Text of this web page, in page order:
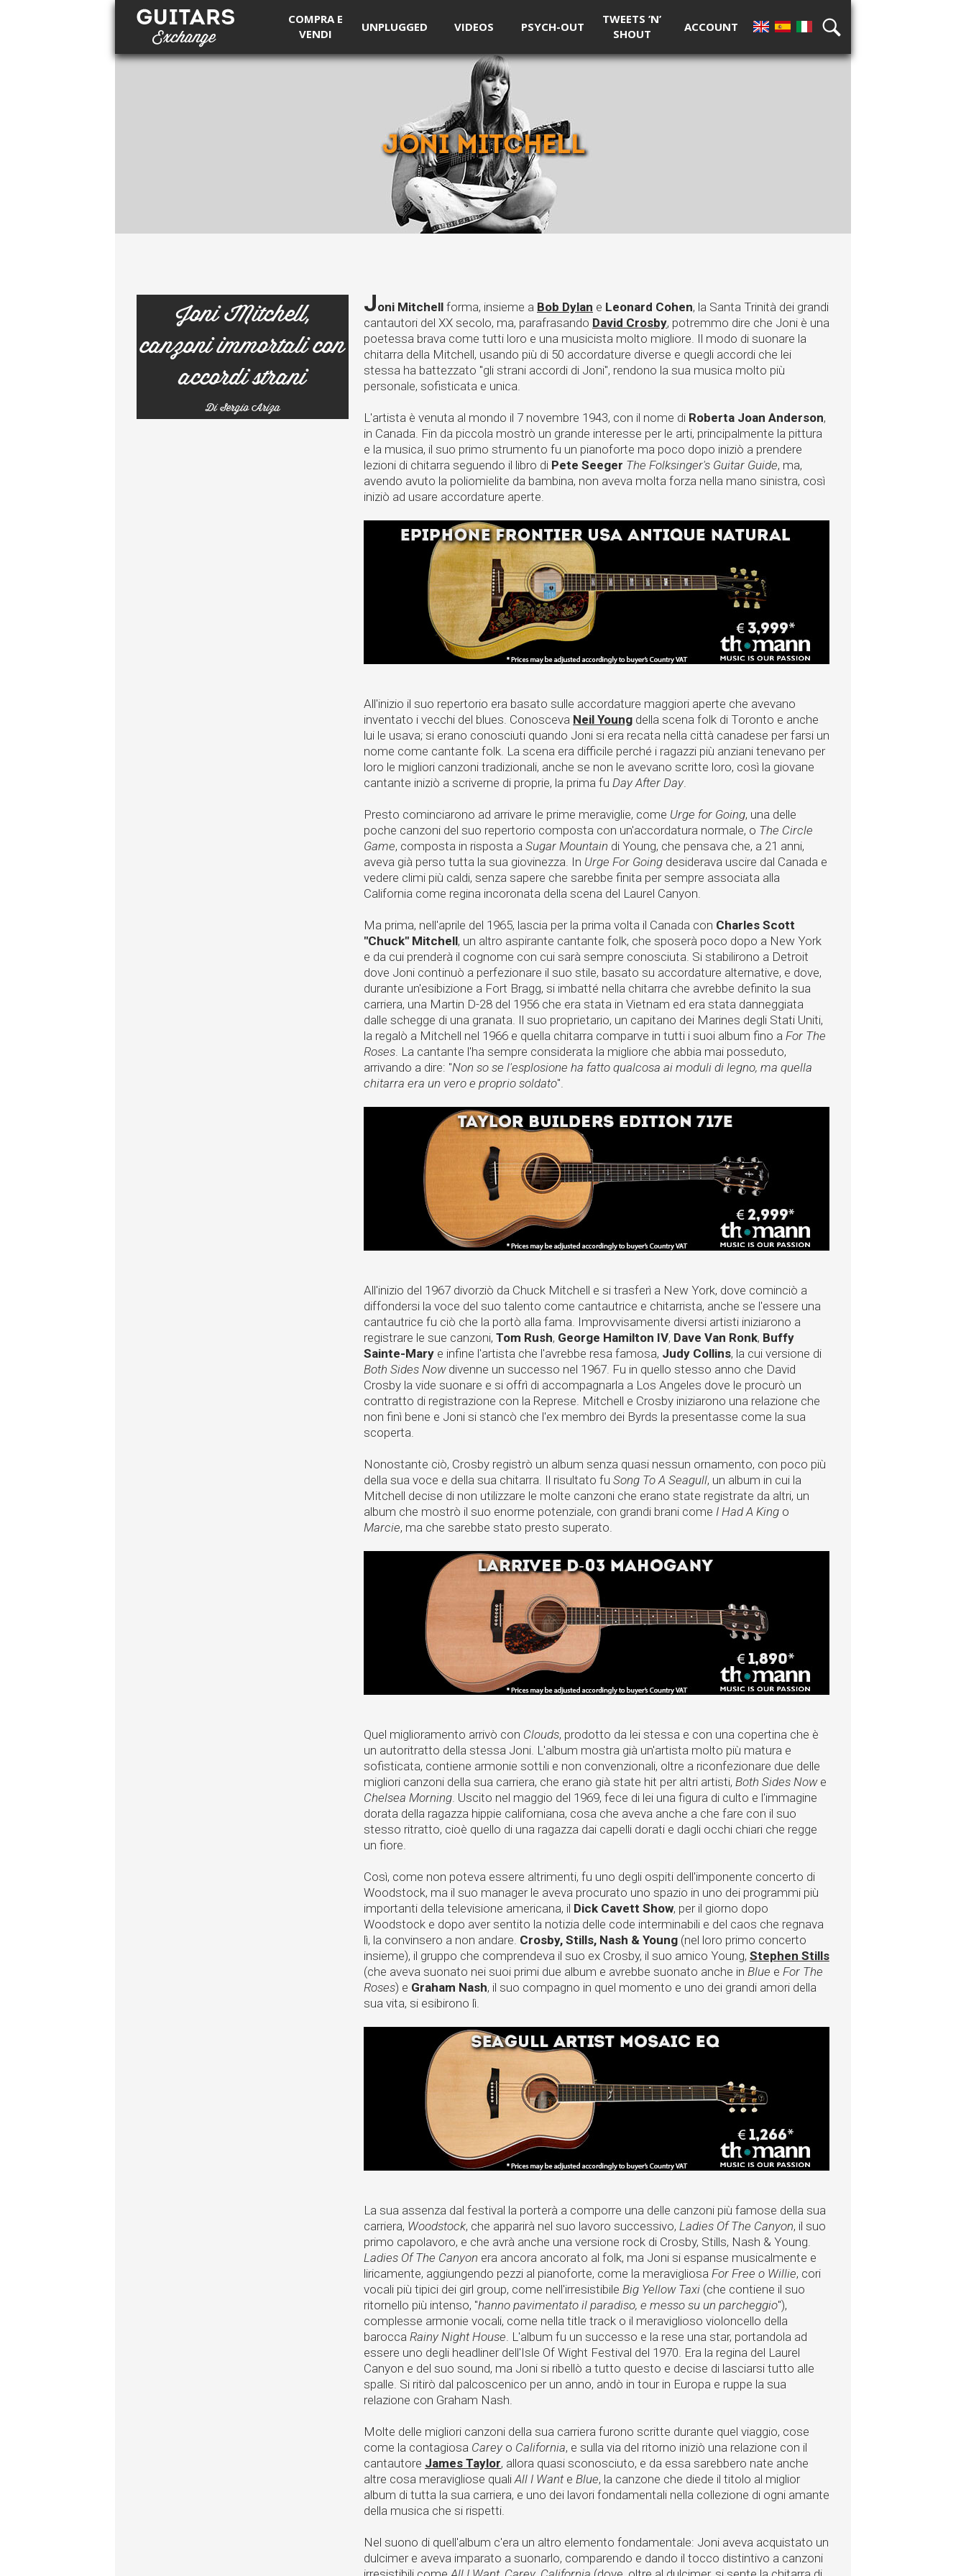
COMPRA E
VENDI
UNPLUGGED VIDEOS PSYCH-OUT
TWEETS ’N’
SHOUT
ACCOUNT
Joni Mitchell,
canzoni immortali con
accordi strani
Di Sergio Ariza
Joni Mitchell forma, insieme a Bob Dylan e Leonard Cohen, la Santa Trinità dei grandi
cantautori del XX secolo, ma, parafrasando David Crosby, potremmo dire che Joni è una
poetessa brava come tutti loro e una musicista molto migliore. Il modo di suonare la
chitarra della Mitchell, usando più di 50 accordature diverse e quegli accordi che lei
stessa ha battezzato "gli strani accordi di Joni", rendono la sua musica molto più
personale, sofisticata e unica.
L'artista è venuta al mondo il 7 novembre 1943, con il nome di Roberta Joan Anderson,
in Canada. Fin da piccola mostrò un grande interesse per le arti, principalmente la pittura
e la musica, il suo primo strumento fu un pianoforte ma poco dopo iniziò a prendere
lezioni di chitarra seguendo il libro di Pete Seeger The Folksinger's Guitar Guide, ma,
avendo avuto la poliomielite da bambina, non aveva molta forza nella mano sinistra, così
iniziò ad usare accordature aperte.
All'inizio il suo repertorio era basato sulle accordature maggiori aperte che avevano
inventato i vecchi del blues. Conosceva Neil Young della scena folk di Toronto e anche
lui le usava; si erano conosciuti quando Joni si era recata nella città canadese per farsi un
nome come cantante folk. La scena era difficile perché i ragazzi più anziani tenevano per
loro le migliori canzoni tradizionali, anche se non le avevano scritte loro, così la giovane
cantante iniziò a scriverne di proprie, la prima fu Day After Day.
Presto cominciarono ad arrivare le prime meraviglie, come Urge for Going, una delle
poche canzoni del suo repertorio composta con un'accordatura normale, o The Circle
Game, composta in risposta a Sugar Mountain di Young, che pensava che, a 21 anni,
aveva già perso tutta la sua giovinezza. In Urge For Going desiderava uscire dal Canada e
vedere climi più caldi, senza sapere che sarebbe finita per sempre associata alla
California come regina incoronata della scena del Laurel Canyon.
Ma prima, nell'aprile del 1965, lascia per la prima volta il Canada con Charles Scott
"Chuck" Mitchell, un altro aspirante cantante folk, che sposerà poco dopo a New York
e da cui prenderà il cognome con cui sarà sempre conosciuta. Si stabilirono a Detroit
dove Joni continuò a perfezionare il suo stile, basato su accordature alternative, e dove,
durante un'esibizione a Fort Bragg, si imbatté nella chitarra che avrebbe definito la sua
carriera, una Martin D-28 del 1956 che era stata in Vietnam ed era stata danneggiata
dalle schegge di una granata. Il suo proprietario, un capitano dei Marines degli Stati Uniti,
la regalò a Mitchell nel 1966 e quella chitarra comparve in tutti i suoi album fino a For The
Roses. La cantante l'ha sempre considerata la migliore che abbia mai posseduto,
arrivando a dire: "Non so se l'esplosione ha fatto qualcosa ai moduli di legno, ma quella
chitarra era un vero e proprio soldato".
All'inizio del 1967 divorziò da Chuck Mitchell e si trasferì a New York, dove cominciò a
diffondersi la voce del suo talento come cantautrice e chitarrista, anche se l'essere una
cantautrice fu ciò che la portò alla fama. Improvvisamente diversi artisti iniziarono a
registrare le sue canzoni, Tom Rush, George Hamilton IV, Dave Van Ronk, Buffy
Sainte-Mary e infine l'artista che l'avrebbe resa famosa, Judy Collins, la cui versione di
Both Sides Nowdivenne un successo nel 1967. Fu in quello stesso anno che David
Crosby la vide suonare e si offrì di accompagnarla a Los Angeles dove le procurò un
contratto di registrazione con la Represe. Mitchell e Crosby iniziarono una relazione che
non finì bene e Joni si stancò che l'ex membro dei Byrds la presentasse come la sua
scoperta.
Nonostante ciò, Crosby registrò un album senza quasi nessun ornamento, con poco più
della sua voce e della sua chitarra. Il risultato fu Song To A Seagull, un album in cui la
Mitchell decise di non utilizzare le molte canzoni che erano state registrate da altri, un
album che mostrò il suo enorme potenziale, con grandi brani come I Had A King o
Marcie, ma che sarebbe stato presto superato.
Quel miglioramento arrivò con Clouds, prodotto da lei stessa e con una copertina che è
un autoritratto della stessa Joni. L'album mostra già un'artista molto più matura e
sofisticata, contiene armonie sottili e non convenzionali, oltre a riconfezionare due delle
migliori canzoni della sua carriera, che erano già state hit per altri artisti, Both Sides Nowe
Chelsea Morning. Uscito nel maggio del 1969, fece di lei una figura di culto e l'immagine
dorata della ragazza hippie californiana, cosa che aveva anche a che fare con il suo
stesso ritratto, cioè quello di una ragazza dai capelli dorati e dagli occhi chiari che regge
un fiore.
Così, come non poteva essere altrimenti, fu uno degli ospiti dell'imponente concerto di
Woodstock, ma il suo manager le aveva procurato uno spazio in uno dei programmi più
importanti della televisione americana, il Dick Cavett Show, per il giorno dopo
Woodstock e dopo aver sentito la notizia delle code interminabili e del caos che regnava
lì, la convinsero a non andare. Crosby, Stills, Nash & Young (nel loro primo concerto
insieme), il gruppo che comprendeva il suo ex Crosby, il suo amico Young, Stephen Stills
(che aveva suonato nei suoi primi due album e avrebbe suonato anche in Blue e For The
Roses) e Graham Nash, il suo compagno in quel momento e uno dei grandi amori della
sua vita, si esibirono lì.
La sua assenza dal festival la porterà a comporre una delle canzoni più famose della sua
carriera, Woodstock, che apparirà nel suo lavoro successivo, Ladies Of The Canyon, il suo
primo capolavoro, e che avrà anche una versione rock di Crosby, Stills, Nash & Young.
Ladies Of The Canyon era ancora ancorato al folk, ma Joni si espanse musicalmente e
liricamente, aggiungendo pezzi al pianoforte, come la meravigliosa For Free o Willie, cori
vocali più tipici dei girl group, come nell'irresistibile Big Yellow Taxi (che contiene il suo
ritornello più intenso, "hanno pavimentato il paradiso, e messo su un parcheggio"),
complesse armonie vocali, come nella title track o il meraviglioso violoncello della
barocca Rainy Night House. L'album fu un successo e la rese una star, portandola ad
essere uno degli headliner dell'Isle Of Wight Festival del 1970. Era la regina del Laurel
Canyon e del suo sound, ma Joni si ribellò a tutto questo e decise di lasciarsi tutto alle
spalle. Si ritirò dal palcoscenico per un anno, andò in tour in Europa e ruppe la sua
relazione con Graham Nash.
Molte delle migliori canzoni della sua carriera furono scritte durante quel viaggio, cose
come la contagiosa Carey o California, e sulla via del ritorno iniziò una relazione con il
cantautore James Taylor, allora quasi sconosciuto, e da essa sarebbero nate anche
altre cosa meravigliose qualiAll I Wante Blue, la canzone che diede il titolo al miglior
album di tutta la sua carriera, e uno dei lavori fondamentali nella collezione di ogni amante
della musica che si rispetti.
Nel suono di quell'album c'era un altro elemento fondamentale: Joni aveva acquistato un
dulcimer e aveva imparato a suonarlo, comparendo e dando il tocco distintivo a canzoni